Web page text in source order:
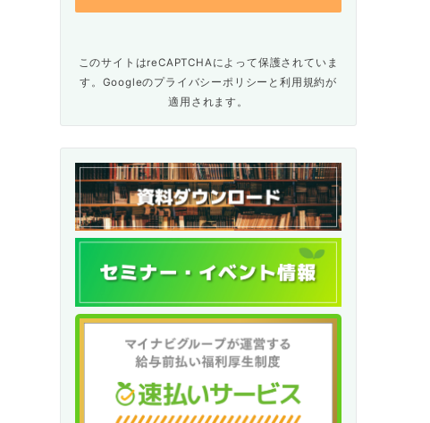
このサイトはreCAPTCHAによって保護されていま
す。Googleのプライバシーポリシー と 利用規約が
適用されます。